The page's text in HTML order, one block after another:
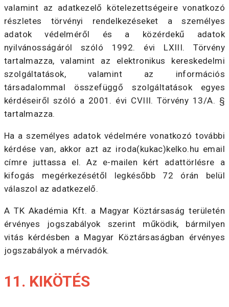
valamint az adatkezelő kötelezettségeire vonatkozó
részletes törvényi rendelkezéseket a személyes
adatok védelméről és a közérdekű adatok
nyilvánosságáról szóló 1992. évi LXIII. Törvény
tartalmazza, valamint az elektronikus kereskedelmi
szolgáltatások, valamint az információs
társadalommal összefüggő szolgáltatások egyes
kérdéseiről szóló a 2001. évi CVIII. Törvény 13/A. §
tartalmazza.
Ha a személyes adatok védelmére vonatkozó további
kérdése van, akkor azt az iroda(kukac)kelko.hu email
címre juttassa el. Az e-mailen kért adattörlésre a
kifogás megérkezésétől legkésőbb 72 órán belül
válaszol az adatkezelő.
A TK Akadémia Kft. a Magyar Köztársaság területén
érvényes jogszabályok szerint működik, bármilyen
vitás kérdésben a Magyar Köztársaságban érvényes
jogszabályok a mérvadók.
11. KIKÖTÉS